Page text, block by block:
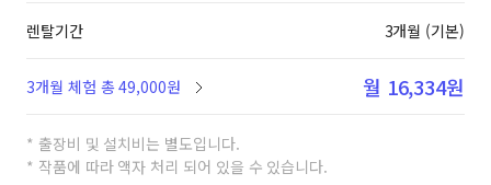
렌탈기간 3개월 (기본)
3개월 체험 총 49,000원 월 16,334원
* 출장비 및 설치비는 별도입니다.
* 작품에 따라 액자 처리 되어 있을 수 있습니다.